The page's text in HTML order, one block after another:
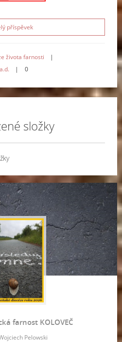
příspěvek
života farnosti
|
| 0
složky
farnost KOLOVEČ
Pelowski